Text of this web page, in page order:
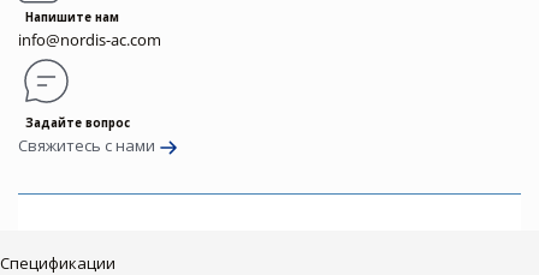
Напишите нам
info@nordis-ac.com
Задайте вопрос
Свяжитесь с нами
Спецификации